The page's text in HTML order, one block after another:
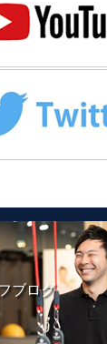
ブログ